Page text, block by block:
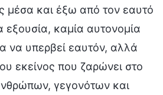
και έξω από τον εαυτό
εξουσία, καμία αυτονομία
να υπερβεί εαυτόν, αλλά
εκείνος που ζαρώνει στο
γεγονότων και